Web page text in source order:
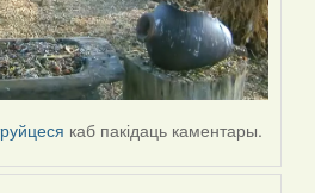
каб пакідаць каментары.